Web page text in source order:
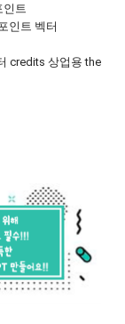
트
인트 벡터
credits 상업용 the